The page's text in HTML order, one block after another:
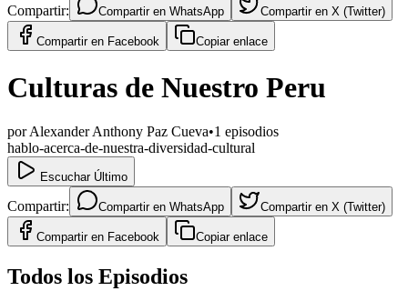
Compartir: Compartir en WhatsApp Compartir en X (Twitter)
Compartir en Facebook Copiar enlace
Culturas de Nuestro Peru
porAlexander Anthony Paz Cueva•1 episodios
hablo-acerca-de-nuestra-diversidad-cultural
Escuchar Último
Compartir: Compartir en WhatsApp Compartir en X (Twitter)
Compartir en Facebook Copiar enlace
Todos los Episodios